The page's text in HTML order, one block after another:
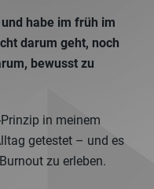
habe im früh im
darum geht, noch
bewusst zu
in meinem
getestet – und es
zu erleben.